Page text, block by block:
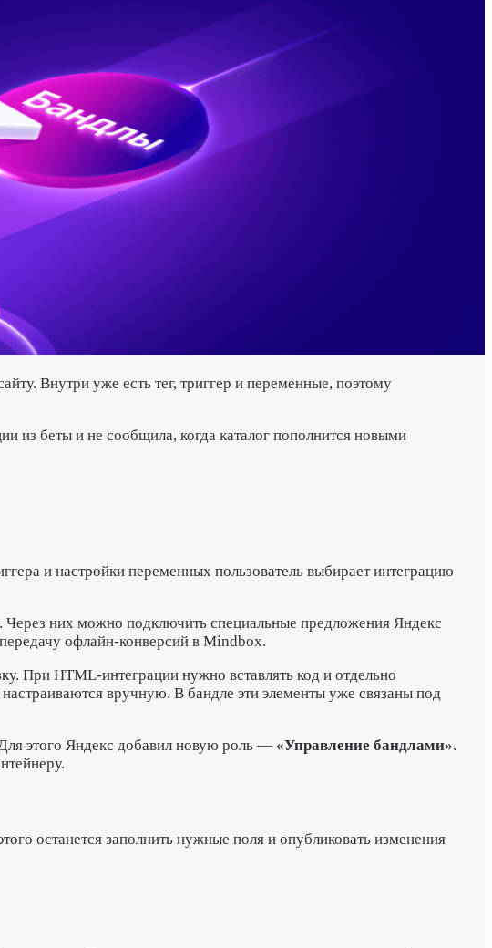
Внутри уже есть тег, триггер и переменные, поэтому
из беты и не сообщила, когда каталог пополнится новыми
и настройки переменных пользователь выбирает интеграцию
них можно подключить специальные предложения Яндекс
офлайн-конверсий в Mindbox.
При HTML-интеграции нужно вставлять код и отдельно
вручную. В бандле эти элементы уже связаны под
этого Яндекс добавил новую роль — «Управление бандлами».
останется заполнить нужные поля и опубликовать изменения